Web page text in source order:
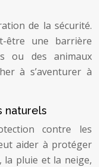
de la sécurité.
être une barrière
ou des animaux
à s’aventurer à
naturels
contre les
aider à protéger
la pluie et la neige,